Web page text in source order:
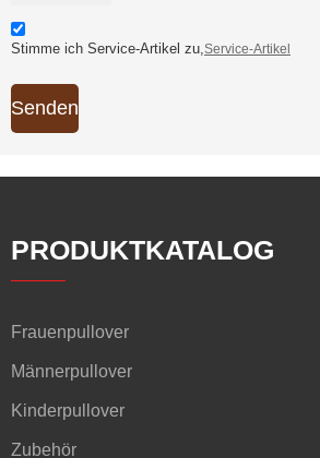
Stimme ich Service-Artikel zu,Service-Artikel
Senden
PRODUKTKATALOG
Frauenpullover
Männerpullover
Kinderpullover
Zubehör